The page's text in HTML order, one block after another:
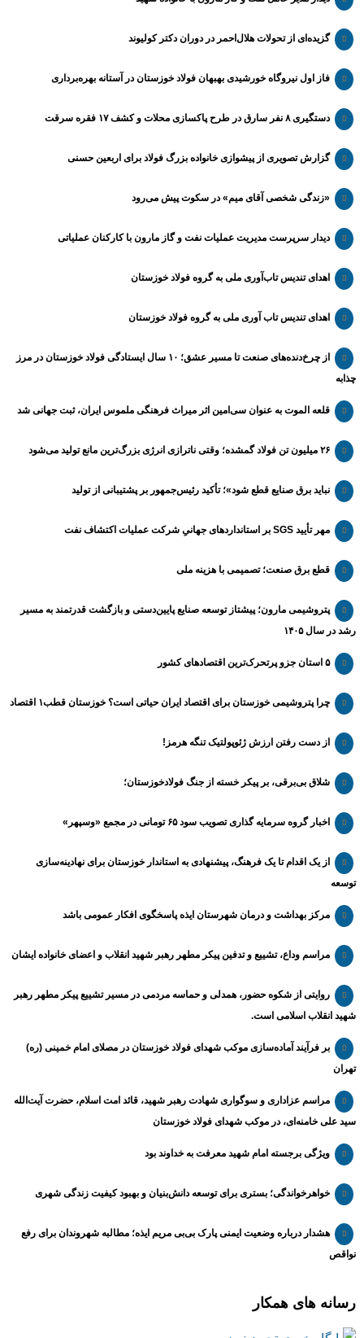
گزیده‌ای از تحولات هلال‌احمر در دوران دکتر کولیوند
فاز اول نیروگاه خورشیدی بهبهان فولاد خوزستان در آستانه بهره‌برداری
دستگیری ۸ نفر سارق در طرح پاکسازی محلات و کشف ۱۷ فقره سرقت
گزارش تصویری از پیشوازی خانواده بزرگ فولاد برای اربعین حسنی
«زندگی شخصی آقای میم» در سکوت پیش می‌رود
دیدار سرپرست مدیریت عملیات نفت و گاز مارون با کارکنان عملیاتی
اهدای تندیس تاب‌آوری ملی به گروه فولاد خوزستان
اهدای تندیس تاب آوری ملی به گروه فولاد خوزستان
از چرخ‌دنده‌های صنعت تا مسیر عشق؛ ۱۰ سال ایستادگی فولاد خوزستان در مرز
چذابه
قلعه الموت به عنوان سی‌امین اثر میراث‌ فرهنگی ملموس ایران، ثبت جهانی شد
۲۶ میلیون تن فولاد گمشده؛ وقتی ناترازی انرژی بزرگ‌ترین مانع تولید می‌شود
نباید برق صنایع قطع شود»؛ تأکید رئیس‌جمهور بر پشتیبانی از تولید
مهر تأیید SGS بر استانداردهای جهانیِ شرکت عملیات اکتشاف نفت
قطع برق صنعت؛ تصمیمی با هزینه ملی
پتروشیمی مارون؛ پیشتاز توسعه صنایع پایین‌دستی و بازگشت قدرتمند به مسیر
رشد در سال ۱۴۰۵
۵ استان جزو پرتحرک‌ترین اقتصاد‌های کشور
چرا پتروشیمی خوزستان برای اقتصاد ایران حیاتی است؟ خوزستان قطب۱ اقتصاد
از دست رفتن ارزش ژئوپولتیک تنگه هرمز!
شلاق‌ بی‌برقی، بر پیکر خسته‌ از جنگ فولادخوزستان؛
اخبار گروه سرمایه گذاری تصویب سود ۶۵ تومانی در مجمع «وسپهر»
از یک اقدام تا یک فرهنگ، پیشنهادی به استاندار خوزستان برای نهادینه‌سازی
توسعه
مرکز بهداشت و درمان شهرستان ایذه پاسخگوی افکار عمومی باشد
مراسم وداع، تشییع و تدفین پیکر مطهر رهبر شهید انقلاب و اعضای خانواده ایشان
روایتی از شکوه حضور، همدلی و حماسه مردمی در مسیر تشییع پیکر مطهر رهبر
شهید انقلاب اسلامی است.
بر فرآیند آماده‌سازی موکب شهدای فولاد خوزستان در مصلای امام خمینی (ره)
تهران
مراسم عزاداری و سوگواری شهادت رهبر شهید، قائد امت اسلام، حضرت آیت‌الله
سید علی خامنه‌ای، در موکب شهدای فولاد خوزستان
ویژگی برجسته امام شهید معرفت به خداوند بود
خواهرخواندگی؛ بستری برای توسعه دانش‌بنیان و بهبود کیفیت زندگی شهری
هشدار درباره وضعیت ایمنی پارک بی‌بی مریم ایذه؛ مطالبه شهروندان برای رفع
نواقص
رسانه های همکار